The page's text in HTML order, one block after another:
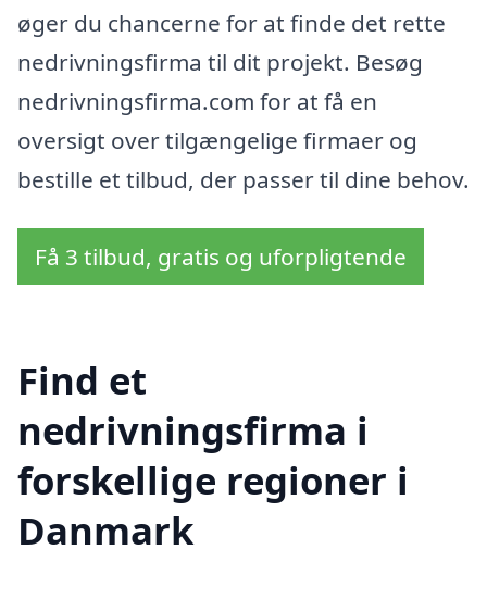
øger du chancerne for at finde det rette
nedrivningsfirma til dit projekt. Besøg
nedrivningsfirma.com for at få en
oversigt over tilgængelige firmaer og
bestille et tilbud, der passer til dine behov.
Få 3 tilbud, gratis og uforpligtende
Find et
nedrivningsfirma i
forskellige regioner i
Danmark